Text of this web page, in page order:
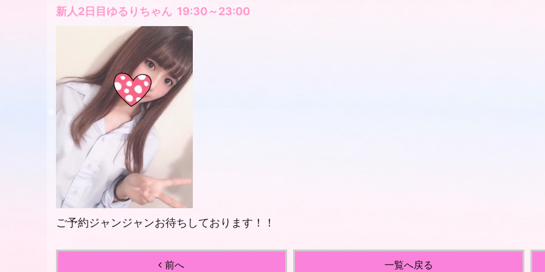
新人2日目ゆるりちゃん 19:30～23:00
ご予約ジャンジャンお待ちしております！！
前へ 一覧へ戻る